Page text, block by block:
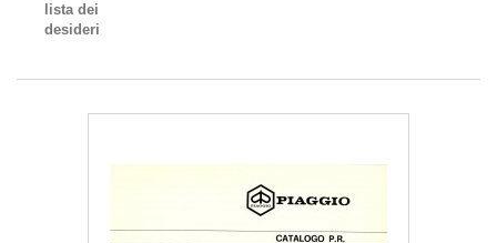
lista dei
desideri